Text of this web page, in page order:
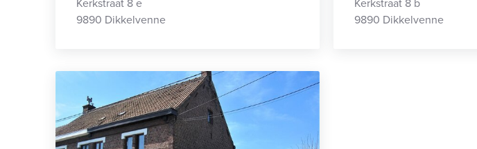
Kerkstraat 8 e
9890 Dikkelvenne
Kerkstraat 8 b
9890 Dikkelvenne